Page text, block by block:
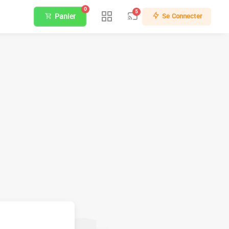
Panier
0 5 Se Connecter